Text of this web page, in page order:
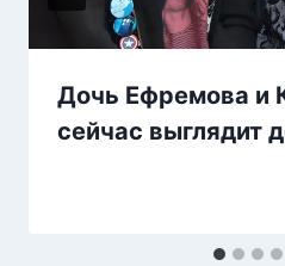
Дочь Ефремова и
сейчас выглядит